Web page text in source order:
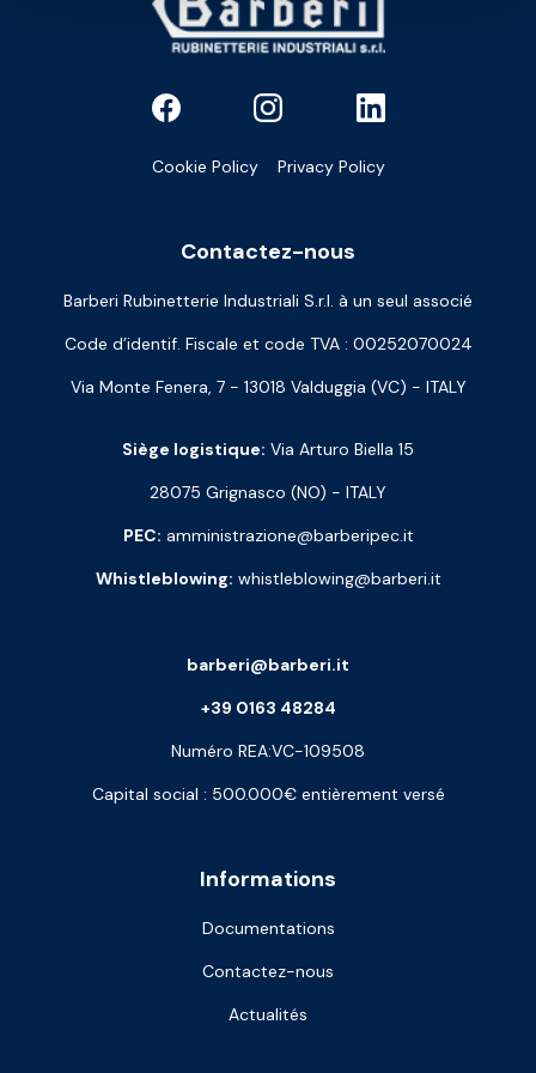
Cookie Policy Privacy Policy
Contactez-nous
Barberi Rubinetterie Industriali S.r.l. à un seul associé
Code d’identif. Fiscale et code TVA : 00252070024
Via Monte Fenera, 7 - 13018 Valduggia (VC) - ITALY
Siège logistique: Via Arturo Biella 15
28075 Grignasco (NO) - ITALY
PEC: amministrazione@barberipec.it
Whistleblowing: whistleblowing@barberi.it
Informations
Documentations
Contactez-nous
Actualités
barberi@barberi.it
+39 0163 48284
Numéro REA:VC-109508
Capital social : 500.000€ entièrement versé